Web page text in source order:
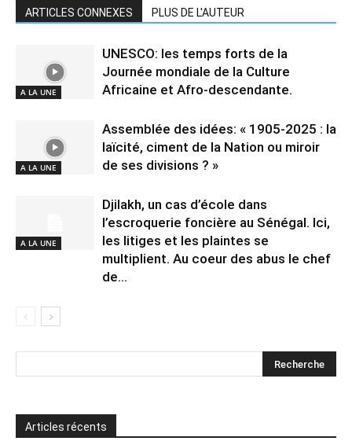
ARTICLES CONNEXES PLUS DE L'AUTEUR
A LA UNE
UNESCO: les temps forts de la
Journée mondiale de la Culture
Africaine et Afro-descendante.
A LA UNE
Assemblée des idées: « 1905-2025 : la
laïcité, ciment de la Nation ou miroir
de ses divisions ? »
A LA UNE
Djilakh, un cas d’école dans
l’escroquerie foncière au Sénégal. Ici,
les litiges et les plaintes se
multiplient. Au coeur des abus le chef
de...
Articles récents